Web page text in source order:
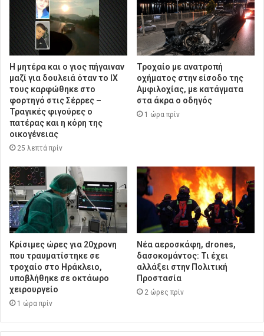
Η μητέρα και ο γιος πήγαιναν
μαζί για δουλειά όταν το ΙΧ
τους καρφώθηκε στο
φορτηγό στις Σέρρες –
Τραγικές φιγούρες ο
πατέρας και η κόρη της
οικογένειας
25 λεπτά πρίν
Τροχαίο με ανατροπή
οχήματος στην είσοδο της
Αμφιλοχίας, με κατάγματα
στα άκρα ο οδηγός
1 ώρα πρίν
Κρίσιμες ώρες για 20χρονη
που τραυματίστηκε σε
τροχαίο στο Ηράκλειο,
υποβλήθηκε σε οκτάωρο
χειρουργείο
1 ώρα πρίν
Νέα αεροσκάφη, drones,
δασοκομάντος: Τι έχει
αλλάξει στην Πολιτική
Προστασία
2 ώρες πρίν